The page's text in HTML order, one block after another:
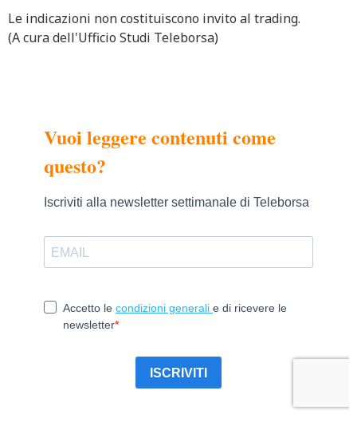
Le indicazioni non costituiscono invito al trading.
(A cura dell'Ufficio Studi Teleborsa)